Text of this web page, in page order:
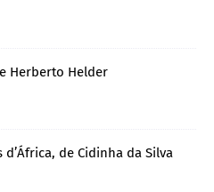
Herberto Helder
d’África, de Cidinha da Silva